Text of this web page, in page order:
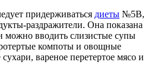
придерживаться диеты №5B,
раздражители. Она показана
можно вводить слизистые супы
компоты и овощные
вареное перетертое мясо и